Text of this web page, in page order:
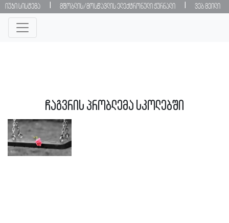
იუჯი სისტემა მშობლის/მოსწავლის ელექტრონული ჟურნალი ვებ მეილი
ჩაგვრის პრობლემა სკოლებში